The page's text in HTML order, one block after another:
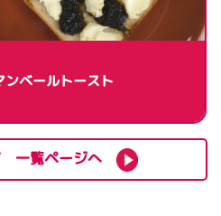
ンベールトースト
一覧ページへ